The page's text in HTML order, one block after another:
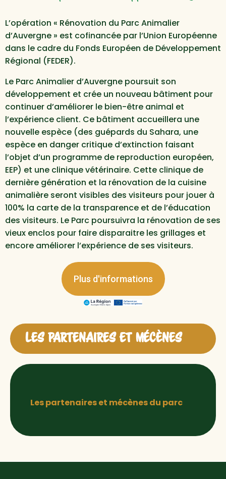
LES PARTENAIRES ET MÉCÈNES
Les partenaires et mécènes du parc
L’opération « Rénovation du Parc Animalier
d’Auvergne » est cofinancée par l’Union Européenne
dans le cadre du Fonds Européen de Développement
Régional (FEDER).
Le Parc Animalier d’Auvergne poursuit son
développement et crée un nouveau bâtiment pour
continuer d’améliorer le bien-être animal et
l’expérience client. Ce bâtiment accueillera une
nouvelle espèce (des guépards du Sahara, une
espèce en danger critique d’extinction faisant
l’objet d’un programme de reproduction européen,
EEP) et une clinique vétérinaire. Cette clinique de
dernière génération et la rénovation de la cuisine
animalière seront visibles des visiteurs pour jouer à
100% la carte de la transparence et de l’éducation
des visiteurs. Le Parc poursuivra la rénovation de ses
vieux enclos pour faire disparaitre les grillages et
encore améliorer l’expérience de ses visiteurs.
Plus d'informations